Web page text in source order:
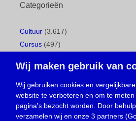
Categorieën
Cultuur (3.617)
Cursus (497)
Gemeentepagina(104)
Ingezonden brief(539)
Media(156)
Nieuws (23.330)
Wij maken gebruik van
Wij gebruiken cookies en
website te verbeteren en om te
pagina's bezocht worden. Door
verzamelen wij en onze 3 partners